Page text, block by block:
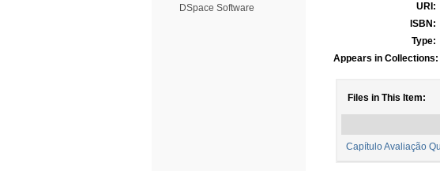
DSpace Software
URI:
ISBN:
Type:
Appears in Collections:
Files in This Item:
Capítulo Avaliação